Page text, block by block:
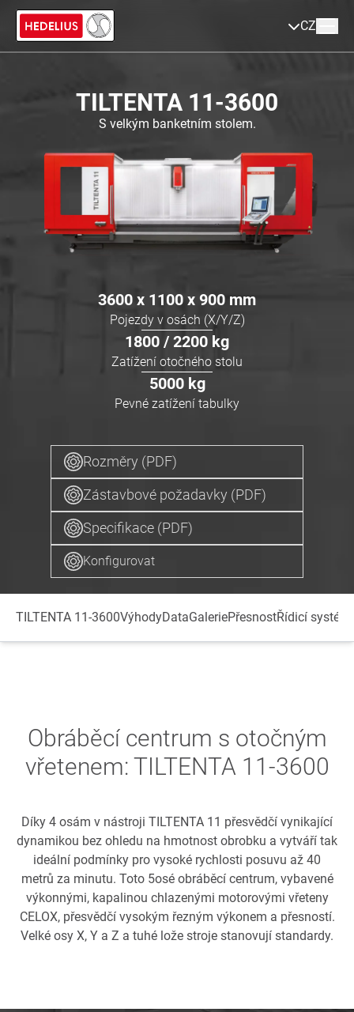
CZ
TILTENTA 11-3600
S velkým banketním stolem.
3600 x 1100 x 900 mm
Pojezdy v osách (X/Y/Z)
1800 / 2200 kg
Zatížení otočného stolu
5000 kg
Pevné zatížení tabulky
Rozměry (PDF)
Zástavbové požadavky (PDF)
Specifikace (PDF)
Konfigurovat
TILTENTA 11-3600VýhodyDataGaleriePřesnostŘídicí systém
Obráběcí centrum s otočným
vřetenem: TILTENTA 11-3600
Díky 4 osám v nástroji TILTENTA 11 přesvědčí vynikající
dynamikou bez ohledu na hmotnost obrobku a vytváří tak
ideální podmínky pro vysoké rychlosti posuvu až 40
metrů za minutu. Toto 5osé obráběcí centrum, vybavené
výkonnými, kapalinou chlazenými motorovými vřeteny
CELOX, přesvědčí vysokým řezným výkonem a přesností.
Velké osy X, Y a Z a tuhé lože stroje stanovují standardy.